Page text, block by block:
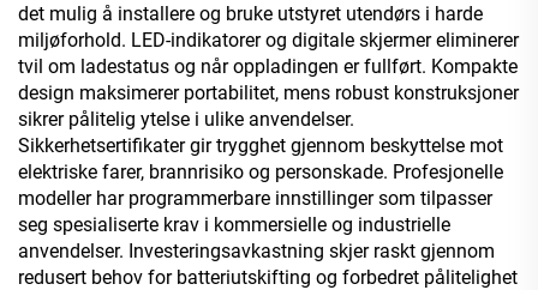
det mulig å installere og bruke utstyret utendørs i harde
miljøforhold. LED-indikatorer og digitale skjermer eliminerer
tvil om ladestatus og når oppladingen er fullført. Kompakte
design maksimerer portabilitet, mens robust konstruksjoner
sikrer pålitelig ytelse i ulike anvendelser.
Sikkerhetsertifikater gir trygghet gjennom beskyttelse mot
elektriske farer, brannrisiko og personskade. Profesjonelle
modeller har programmerbare innstillinger som tilpasser
seg spesialiserte krav i kommersielle og industrielle
anvendelser. Investeringsavkastning skjer raskt gjennom
redusert behov for batteriutskifting og forbedret pålitelighet